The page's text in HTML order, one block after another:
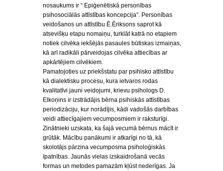
nosaukums ir “ Epiģenētiskā personības
psihosociālās attīstības koncepcija”. Personības
veidošanos un attīstību Ē.Ēriksons saprot kā
atsevišķu etapu nomaiņu, turklāt katrā no etapiem
notiek cilvēka iekšējās pasaules būtiskas izmaiņas,
kā arī radikāli pārveidojas cilvēka attiecības ar
apkārtējiem cilvēkiem.
Pamatojoties uz priekšstatu par psihisko attīstību
kā dialektisku procesu, kura ietvaros rodas
kvalitatīvi jauni veidojumi, krievu psihologs D.
Elkoņins ir izstrādājis bērna psihiskās attīstības
periodizāciju, kur norādījis, kādi vadošās darbības
veidi attiecīgajiem vecumposmiem ir raksturīgi.
Zinātnieki uzskata, ka šajā vecumā bērnus mācīt ir
grūtāk. Mācību panākumi ir atkarīgi no tā, kā
skolotājs pārzina vecumposma psiholoģiskās
īpatnības. Jaunās vielas izskaidrošanā vecās
formas un metodes pamazām kļūst nederīgas. Ja